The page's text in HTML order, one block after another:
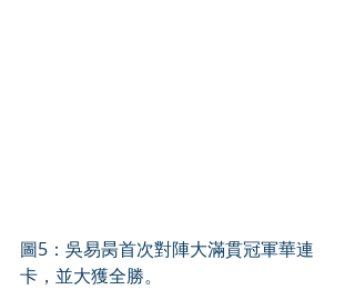
圖5：吳易昺首次對陣大滿貫冠軍華連
卡，並大獲全勝。